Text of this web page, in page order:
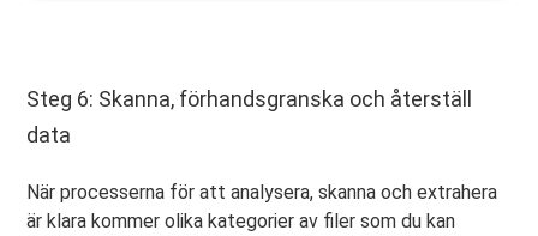
Steg 6: Skanna, förhandsgranska och återställ
data
När processerna för att analysera, skanna och extrahera
är klara kommer olika kategorier av filer som du kan